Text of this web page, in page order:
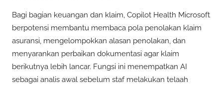
Bagi bagian keuangan dan klaim, Copilot Health Microsoft
berpotensi membantu membaca pola penolakan klaim
asuransi, mengelompokkan alasan penolakan, dan
menyarankan perbaikan dokumentasi agar klaim
berikutnya lebih lancar. Fungsi ini menempatkan AI
sebagai analis awal sebelum staf melakukan telaah